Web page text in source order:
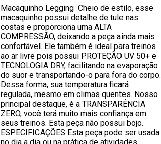
Macaquinho Legging Cheio de estilo, esse
macaquinho possui detalhe de tule nas
costas e proporciona uma ALTA
COMPRESSÃO, deixando a peça ainda mais
confortável. Ele também é ideal para treinos
ao ar livre pois possui PROTEÇÃO UV 50+ e
TECNOLOGIA DRY, facilitando na evaporação
do suor e transportando-o para fora do corpo.
Dessa forma, sua temperatura ficará
regulada, mesmo em climas quentes. Nosso
principal destaque, é a TRANSPARÊNCIA
ZERO, você terá muito mais confiança em
seus treinos. Esta peça não possui bojo.
ESPECIFICAÇÕES Esta peça pode ser usada